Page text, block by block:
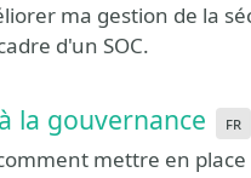
ma gestion de la
d'un SOC.
la gouvernance fr
mettre en